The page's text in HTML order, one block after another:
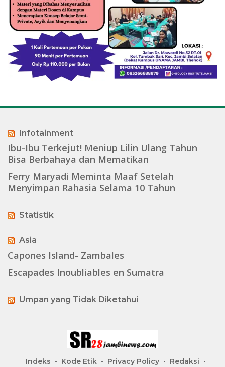
Infotainment
Ibu-Ibu Terkejut! Meniup Lilin Ulang Tahun
Bisa Berbahaya dan Mematikan
Ferry Maryadi Meminta Maaf Setelah
Menyimpan Rahasia Selama 10 Tahun
Statistik
Asia
Capones Island- Zambales
Escapades Inoubliables en Sumatra
Umpan yang Tidak Diketahui
Indeks Kode Etik Privacy Policy Redaksi